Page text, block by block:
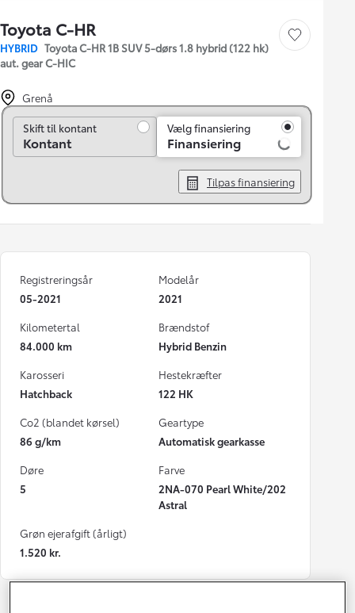
Toyota C-HR
HYBRID Toyota C-HR 1B SUV 5-dørs 1.8 hybrid (122 hk)
aut. gear C-HIC
Gem bil
Grenå
Skift til kontant
Skift til kontant
Kontant
Vælg finansiering
Finansiering
Tilpas finansiering
Registreringsår
05-2021
Modelår
2021
Kilometertal
84.000 km
Brændstof
Hybrid Benzin
Karosseri
Hatchback
Hestekræfter
122 HK
Co2 (blandet kørsel)
86 g/km
Geartype
Automatisk gearkasse
Døre
5
Farve
2NA-070 Pearl White/202
Astral
Grøn ejerafgift (årligt)
1.520 kr.